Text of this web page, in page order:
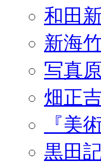
和田
新海
写真
畑正
『美
黒田